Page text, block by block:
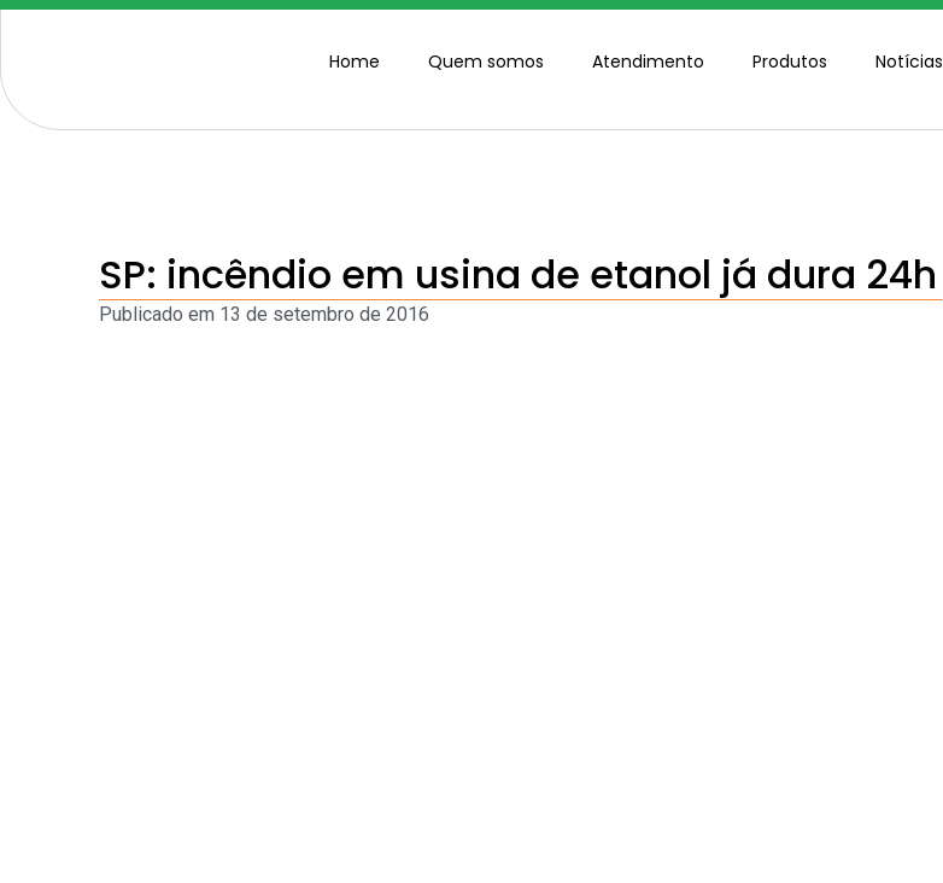
Home Quem somos Atendimento Produtos Notícias
SP: incêndio em usina de etanol já dura 24h
Publicado em 13 de setembro de 2016